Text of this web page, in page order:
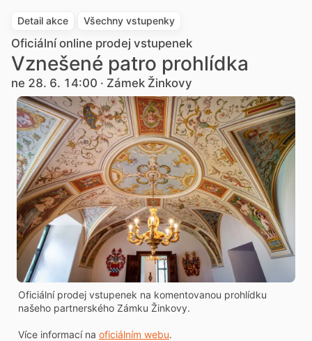
Detail akce Všechny vstupenky
Oficiální online prodej vstupenek
Vznešené patro prohlídka
ne 28. 6. 14:00 · Zámek Žinkovy
Oficiální prodej vstupenek na komentovanou prohlídku
našeho partnerského Zámku Žinkovy.
Více informací na oficiálním webu.